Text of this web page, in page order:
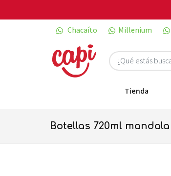
Chacaíto
Millenium
Tienda
botellas 720ml mandala